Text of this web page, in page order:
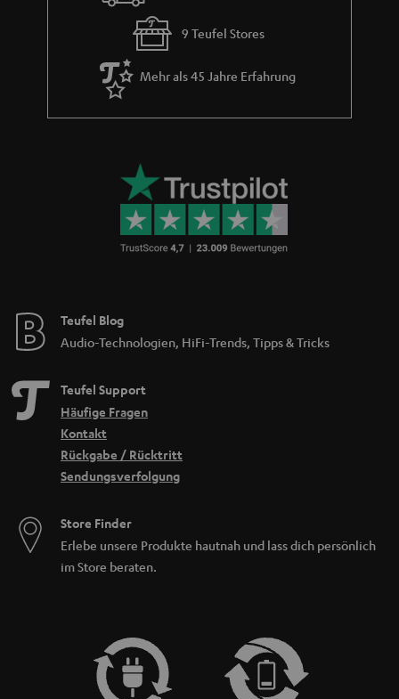
9 Teufel Stores
Mehr als 45 Jahre Erfahrung
Teufel Blog
Audio-Technologien, HiFi-Trends, Tipps & Tricks
Teufel Support
Häufige Fragen
Kontakt
Rückgabe / Rücktritt
Sendungsverfolgung
Store Finder
Erlebe unsere Produkte hautnah und lass dich persönlich
im Store beraten.